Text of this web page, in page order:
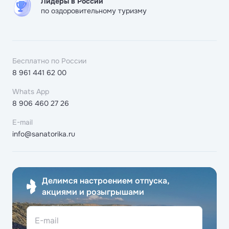
по оздоровительному туризму
Бесплатно по России
8 961 441 62 00
Whats App
8 906 460 27 26
E-mail
info@sanatorika.ru
Делимся настроением отпуска,
акциями и розыгрышами
E-mail